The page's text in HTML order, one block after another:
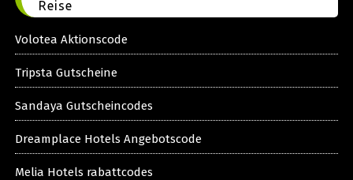
Reise
Volotea Aktionscode
Tripsta Gutscheine
Sandaya Gutscheincodes
Dreamplace Hotels Angebotscode
Melia Hotels rabattcodes